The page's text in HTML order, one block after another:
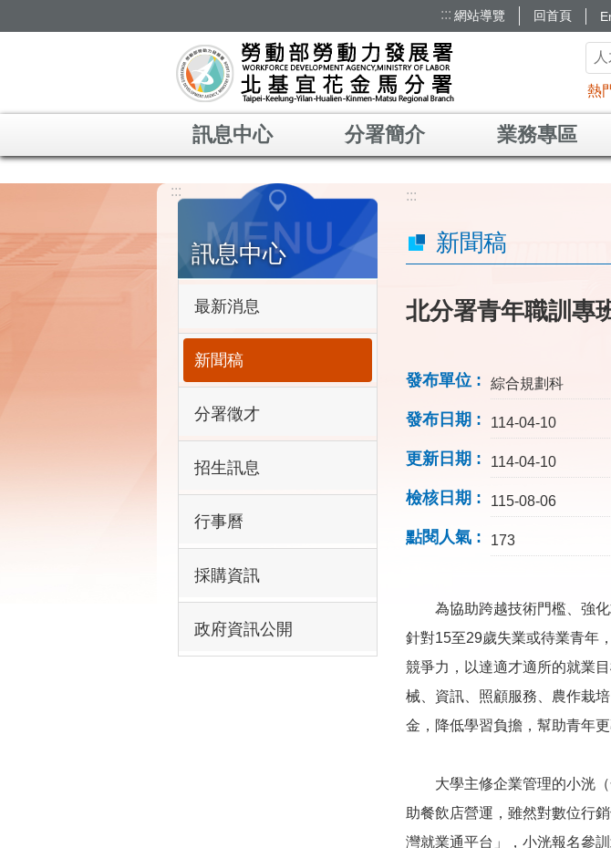
::: 網站導覽 回首頁
熱
訊息中心 分署簡介 業務專區
:::
訊息中心
最新消息
新聞稿
分署徵才
招生訊息
行事曆
採購資訊
政府資訊公開
:::
新聞稿
北分署青年職訓專
發布單位 綜合規劃科
發布日期 114-04-10
更新日期 114-04-10
檢核日期 115-08-06
點閱人氣 173
為協助跨越技術門檻、強化
針對15至29歲失業或待業青年
競爭力，以達適才適所的就業
械、資訊、照顧服務、農作栽
金，降低學習負擔，幫助青年
大學主修企業管理的小洸（
助餐飲店營運，雖然對數位行
灣就業通平台」，小洸報名參